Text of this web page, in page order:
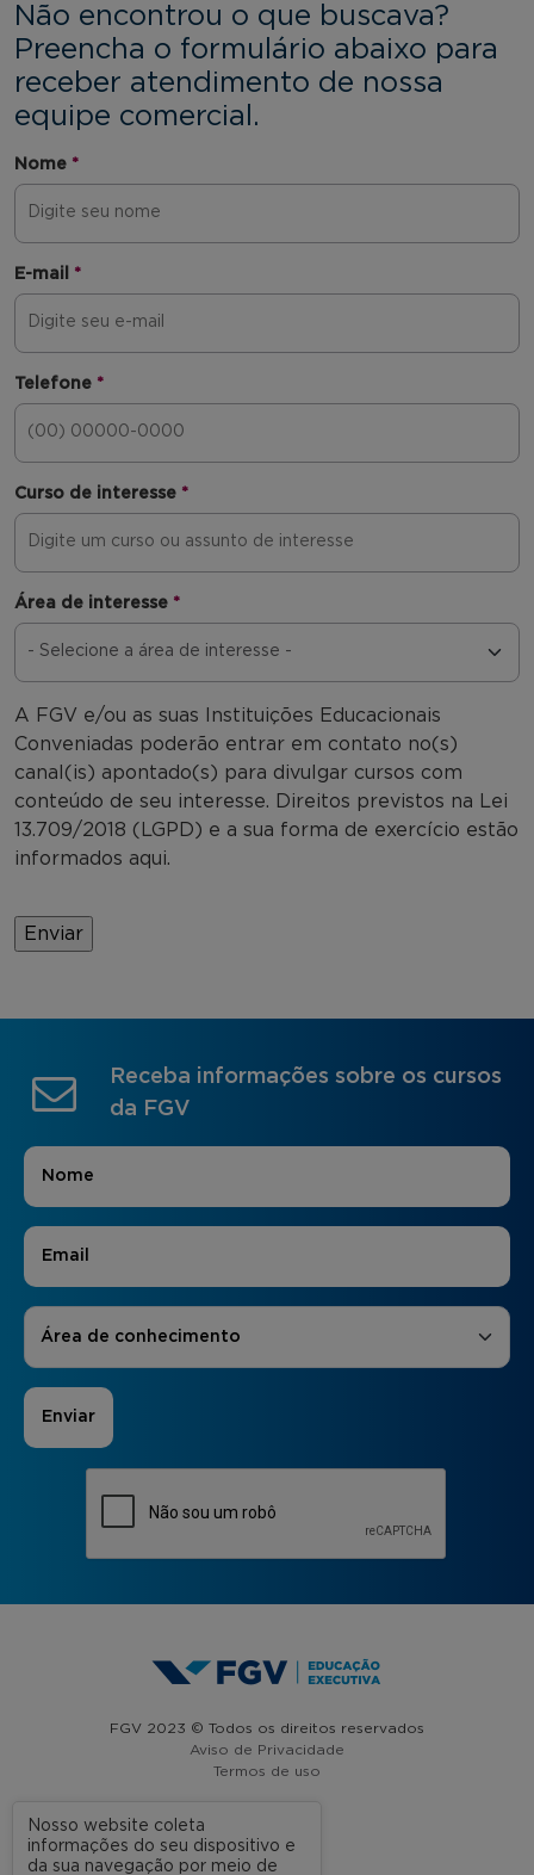
Não encontrou o que buscava?
Preencha o formulário abaixo para
receber atendimento de nossa
equipe comercial.
Nome *
E-mail *
Telefone *
Curso de interesse *
Área de interesse *
A FGV e/ou as suas Instituições Educacionais
Conveniadas poderão entrar em contato no(s)
canal(is) apontado(s) para divulgar cursos com
conteúdo de seu interesse. Direitos previstos na Lei
13.709/2018 (LGPD) e a sua forma de exercício estão
informados aqui.
Receba informações sobre os cursos
da FGV
Nome
E-mail
Áreas de Interesse
Área de conhecimento
FGV 2023 © Todos os direitos reservados
Aviso de Privacidade
Termos de uso
A FGV
Nosso website coleta
informações do seu dispositivo e
da sua navegação por meio de